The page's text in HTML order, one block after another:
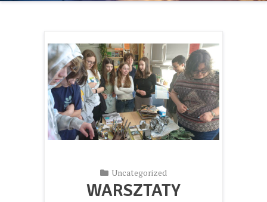
Uncategorized
WARSZTATY